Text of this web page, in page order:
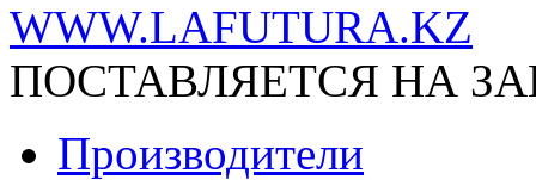
WWW.LAFUTURA.KZ
ПОСТАВЛЯЕТСЯ НА
Производители